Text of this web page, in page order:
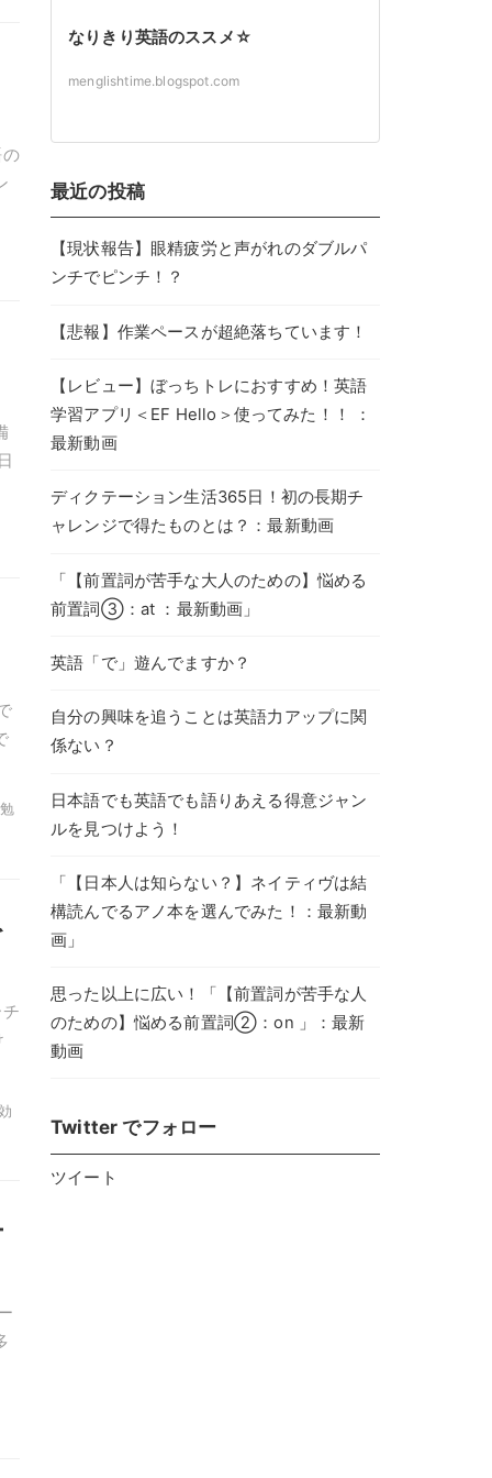
なりきり英語のススメ☆
menglishtime.blogspot.com
最近の投稿
【現状報告】眼精疲労と声がれのダブルパ
ンチでピンチ！？
【悲報】作業ペースが超絶落ちています！
【レビュー】ぼっちトレにおすすめ！英語
学習アプリ＜EF Hello＞使ってみた！！ ：
最新動画
ディクテーション生活365日！初の長期チ
ャレンジで得たものとは？：最新動画
「【前置詞が苦手な大人のための】悩める
前置詞③：at ：最新動画」
英語「で」遊んでますか？
自分の興味を追うことは英語力アップに関
係ない？
日本語でも英語でも語りあえる得意ジャン
ルを見つけよう！
「【日本人は知らない？】ネイティヴは結
構読んでるアノ本を選んでみた！：最新動
画」
思った以上に広い！「【前置詞が苦手な人
のための】悩める前置詞②：on 」：最新
動画
Twitter でフォロー
ツイート